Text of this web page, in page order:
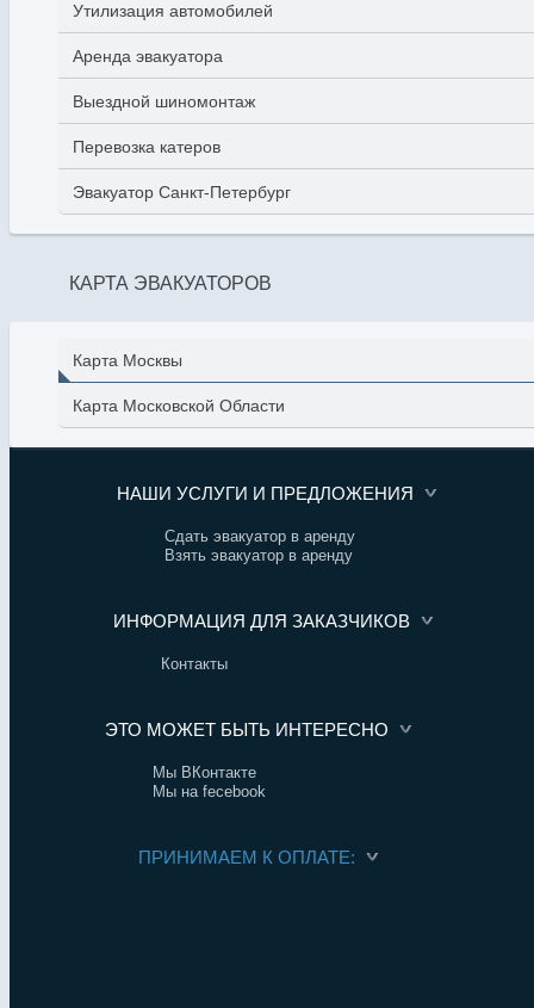
Утилизация автомобилей
Аренда эвакуатора
Выездной шиномонтаж
Перевозка катеров
Эвакуатор Санкт-Петербург
КАРТА ЭВАКУАТОРОВ
Карта Москвы
Карта Московской Области
НАШИ УСЛУГИ И ПРЕДЛОЖЕНИЯ
Сдать эвакуатор в аренду
Взять эвакуатор в аренду
ИНФОРМАЦИЯ ДЛЯ ЗАКАЗЧИКОВ
Контакты
ЭТО МОЖЕТ БЫТЬ ИНТЕРЕСНО
Мы ВКонтакте
Мы на fecebook
ПРИНИМАЕМ К ОПЛАТЕ: